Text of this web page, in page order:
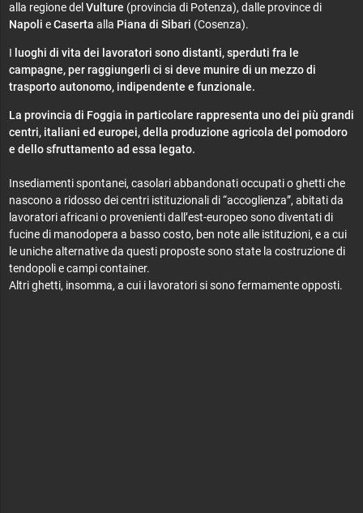
alla regione del Vulture (provincia di Potenza), dalle province di
Napoli eCaserta alla Piana di Sibari (Cosenza).
I luoghi di vita dei lavoratori sono distanti, sperduti fra le
campagne, per raggiungerli ci si deve munire di un mezzo di
trasporto autonomo, indipendente e funzionale.
La provincia di Foggia in particolare rappresenta uno dei più grandi
centri, italiani ed europei, della produzione agricola del pomodoro
e dello sfruttamento ad essa legato.
Insediamenti spontanei, casolari abbandonati occupati o ghetti che
nascono a ridosso dei centri istituzionali di “accoglienza”, abitati da
lavoratori africani o provenienti dall’est-europeo sono diventati di
fucine di manodopera a basso costo, ben note alle istituzioni, e a cui
le uniche alternative da questi proposte sono state la costruzione di
tendopoli e campi container.
Altri ghetti, insomma, a cui i lavoratori si sono fermamente opposti.